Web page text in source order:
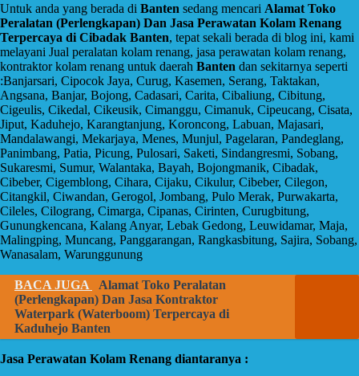
Untuk anda yang berada di Banten sedang mencari Alamat Toko
Peralatan (Perlengkapan) Dan Jasa Perawatan Kolam Renang
Terpercaya di Cibadak Banten, tepat sekali berada di blog ini, kami
melayani Jual peralatan kolam renang, jasa perawatan kolam renang,
kontraktor kolam renang untuk daerah Banten dan sekitarnya seperti
:Banjarsari, Cipocok Jaya, Curug, Kasemen, Serang, Taktakan,
Angsana, Banjar, Bojong, Cadasari, Carita, Cibaliung, Cibitung,
Cigeulis, Cikedal, Cikeusik, Cimanggu, Cimanuk, Cipeucang, Cisata,
Jiput, Kaduhejo, Karangtanjung, Koroncong, Labuan, Majasari,
Mandalawangi, Mekarjaya, Menes, Munjul, Pagelaran, Pandeglang,
Panimbang, Patia, Picung, Pulosari, Saketi, Sindangresmi, Sobang,
Sukaresmi, Sumur, Walantaka, Bayah, Bojongmanik, Cibadak,
Cibeber, Cigemblong, Cihara, Cijaku, Cikulur, Cibeber, Cilegon,
Citangkil, Ciwandan, Gerogol, Jombang, Pulo Merak, Purwakarta,
Cileles, Cilograng, Cimarga, Cipanas, Cirinten, Curugbitung,
Gunungkencana, Kalang Anyar, Lebak Gedong, Leuwidamar, Maja,
Malingping, Muncang, Panggarangan, Rangkasbitung, Sajira, Sobang,
Wanasalam, Warunggunung
BACA JUGA
Alamat Toko Peralatan
(Perlengkapan) Dan Jasa Kontraktor
Waterpark (Waterboom) Terpercaya di
Kaduhejo Banten
Jasa Perawatan Kolam Renang diantaranya :